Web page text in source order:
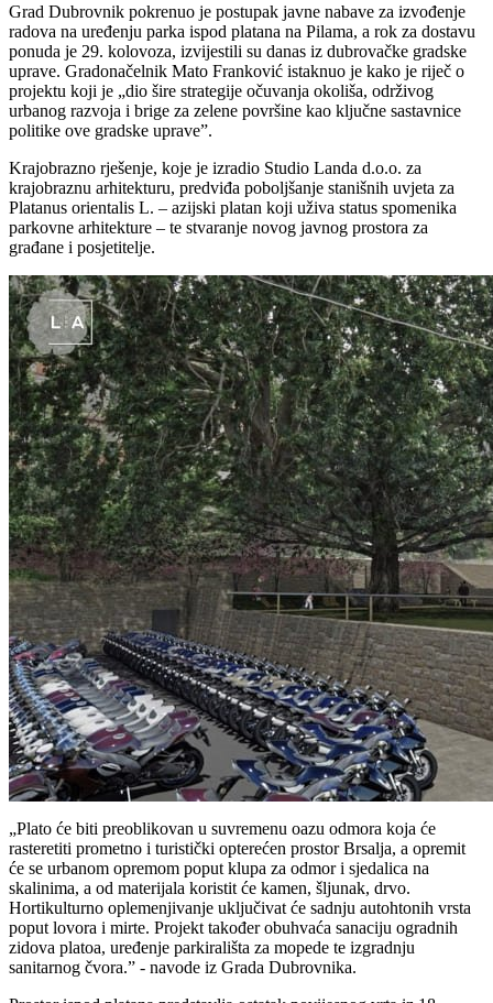
Grad Dubrovnik pokrenuo je postupak javne nabave za izvođenje
radova na uređenju parka ispod platana na Pilama, a rok za dostavu
ponuda je 29. kolovoza, izvijestili su danas iz dubrovačke gradske
uprave. Gradonačelnik Mato Franković istaknuo je kako je riječ o
projektu koji je „dio šire strategije očuvanja okoliša, održivog
urbanog razvoja i brige za zelene površine kao ključne sastavnice
politike ove gradske uprave”.
Krajobrazno rješenje, koje je izradio Studio Landa d.o.o. za
krajobraznu arhitekturu, predviđa poboljšanje stanišnih uvjeta za
Platanus orientalis L. – azijski platan koji uživa status spomenika
parkovne arhitekture – te stvaranje novog javnog prostora za
građane i posjetitelje.
„Plato će biti preoblikovan u suvremenu oazu odmora koja će
rasteretiti prometno i turistički opterećen prostor Brsalja, a opremit
će se urbanom opremom poput klupa za odmor i sjedalica na
skalinima, a od materijala koristit će kamen, šljunak, drvo.
Hortikulturno oplemenjivanje uključivat će sadnju autohtonih vrsta
poput lovora i mirte. Projekt također obuhvaća sanaciju ogradnih
zidova platoa, uređenje parkirališta za mopede te izgradnju
sanitarnog čvora.” - navode iz Grada Dubrovnika.